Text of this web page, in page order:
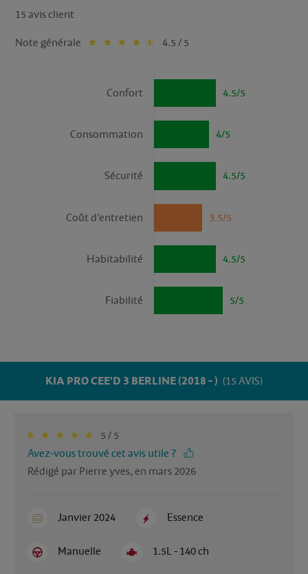
15 avis client
Note générale 4.5 / 5
4.5/5
Confort
4/5
Consommation
4.5/5
Sécurité
3.5/5
Coût d’entretien
4.5/5
Habitabilité
5/5
Fiabilité
KIA PRO CEE'D 3 BERLINE (2018 - ) (15 AVIS)
5 / 5
Avez-vous trouvé cet avis utile ?
Rédigé par Pierre yves, en mars 2026
Janvier 2024 Essence
Manuelle 1.5L - 140 ch